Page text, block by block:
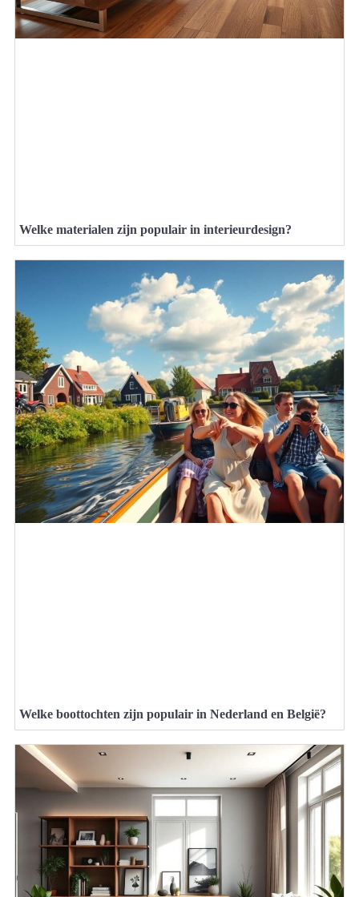
Welke materialen zijn populair in interieurdesign?
Welke boottochten zijn populair in Nederland en België?